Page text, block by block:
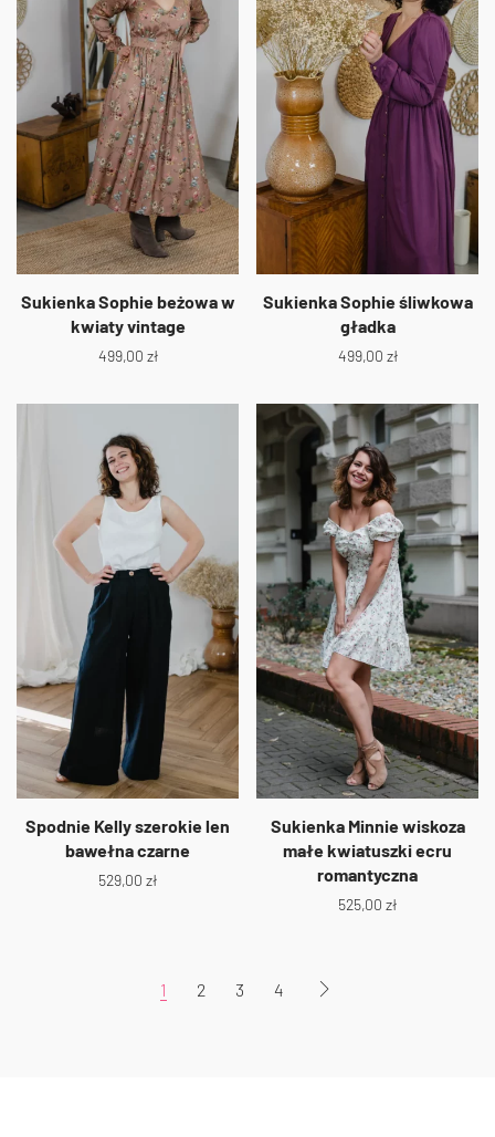
Sukienka Sophie beżowa w
kwiaty vintage
499,00 zł
Sukienka Sophie śliwkowa
gładka
499,00 zł
Spodnie Kelly szerokie len
bawełna czarne
529,00 zł
Sukienka Minnie wiskoza
małe kwiatuszki ecru
romantyczna
525,00 zł
1 2 3 4